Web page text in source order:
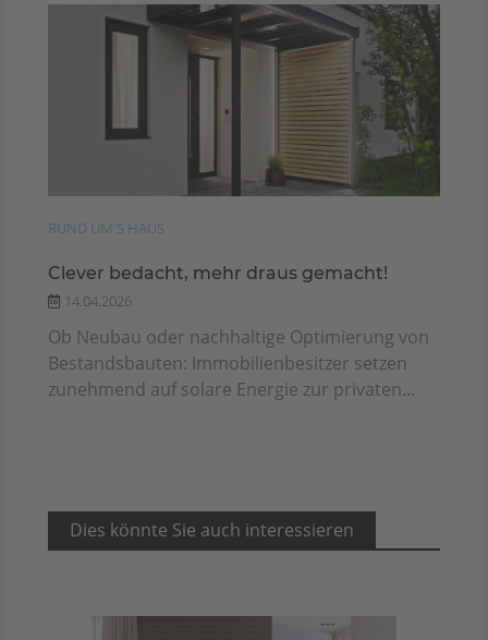
RUND UM'S HAUS
Clever bedacht, mehr draus gemacht!
14.04.2026
Ob Neubau oder nachhaltige Optimierung von
Bestandsbauten: Immobilienbesitzer setzen
zunehmend auf solare Energie zur privaten...
Dies könnte Sie auch interessieren